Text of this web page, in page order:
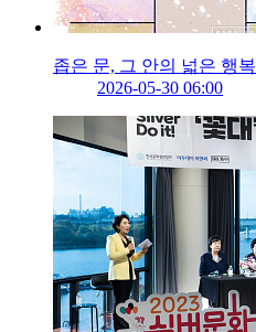
좁은 문, 그 안의 넓은 행복
2026-05-30 06:00